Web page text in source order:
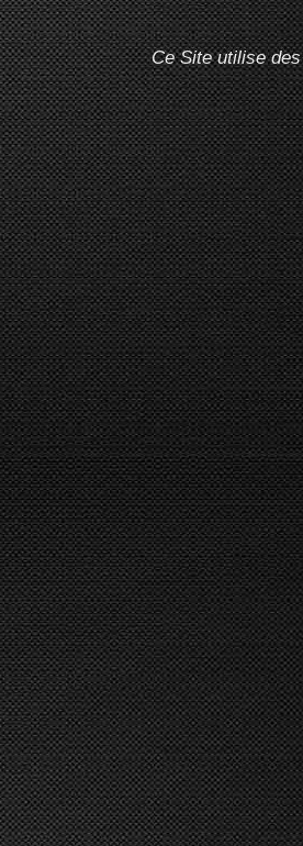
Ce Site utilise